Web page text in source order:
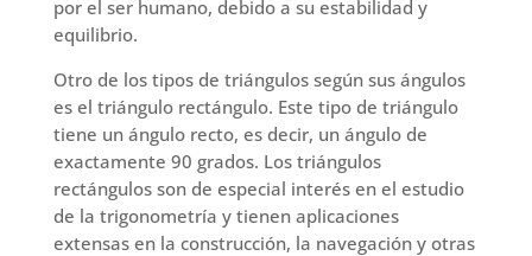
por el ser humano, debido a su estabilidad y
equilibrio.
Otro de los tipos de triángulos según sus ángulos
es el triángulo rectángulo. Este tipo de triángulo
tiene un ángulo recto, es decir, un ángulo de
exactamente 90 grados. Los triángulos
rectángulos son de especial interés en el estudio
de la trigonometría y tienen aplicaciones
extensas en la construcción, la navegación y otras